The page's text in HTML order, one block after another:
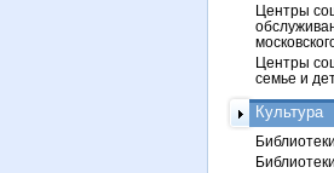
Центры
Центры
семье и
Культура